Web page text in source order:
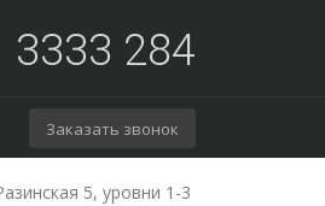
3333 284
Заказать звонок
5, уровни 1-3